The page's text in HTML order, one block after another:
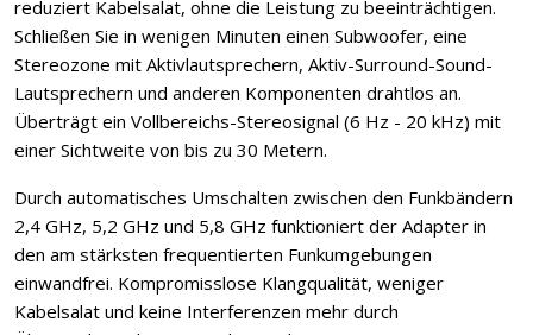
reduziert Kabelsalat, ohne die Leistung zu beeinträchtigen.
Schließen Sie in wenigen Minuten einen Subwoofer, eine
Stereozone mit Aktivlautsprechern, Aktiv-Surround-Sound-
Lautsprechern und anderen Komponenten drahtlos an.
Überträgt ein Vollbereichs-Stereosignal (6 Hz - 20 kHz) mit
einer Sichtweite von bis zu 30 Metern.
Durch automatisches Umschalten zwischen den Funkbändern
2,4 GHz, 5,2 GHz und 5,8 GHz funktioniert der Adapter in
den am stärksten frequentierten Funkumgebungen
einwandfrei. Kompromisslose Klangqualität, weniger
Kabelsalat und keine Interferenzen mehr durch